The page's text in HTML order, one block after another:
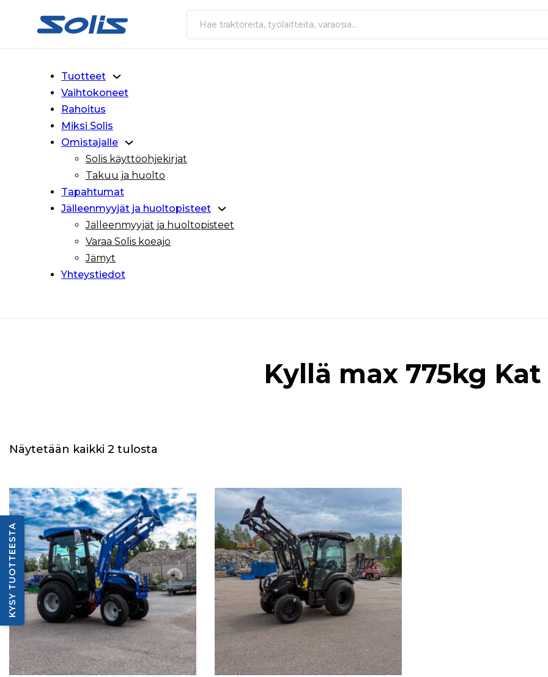
Siirry pääsisältöön
Siirry alatunnisteeseen
Haku
Tuotteet
Vaihtokoneet
Rahoitus
Miksi Solis
Omistajalle
Solis käyttöohjekirjat
Takuu ja huolto
Tapahtumat
Jälleenmyyjät ja huoltopisteet
Jälleenmyyjät ja huoltopisteet
Varaa Solis koeajo
Jämyt
Yhteystiedot
Kyllä max 775kg Kat
Näytetään kaikki 2 tulosta
KYSY TUOTTEESTA